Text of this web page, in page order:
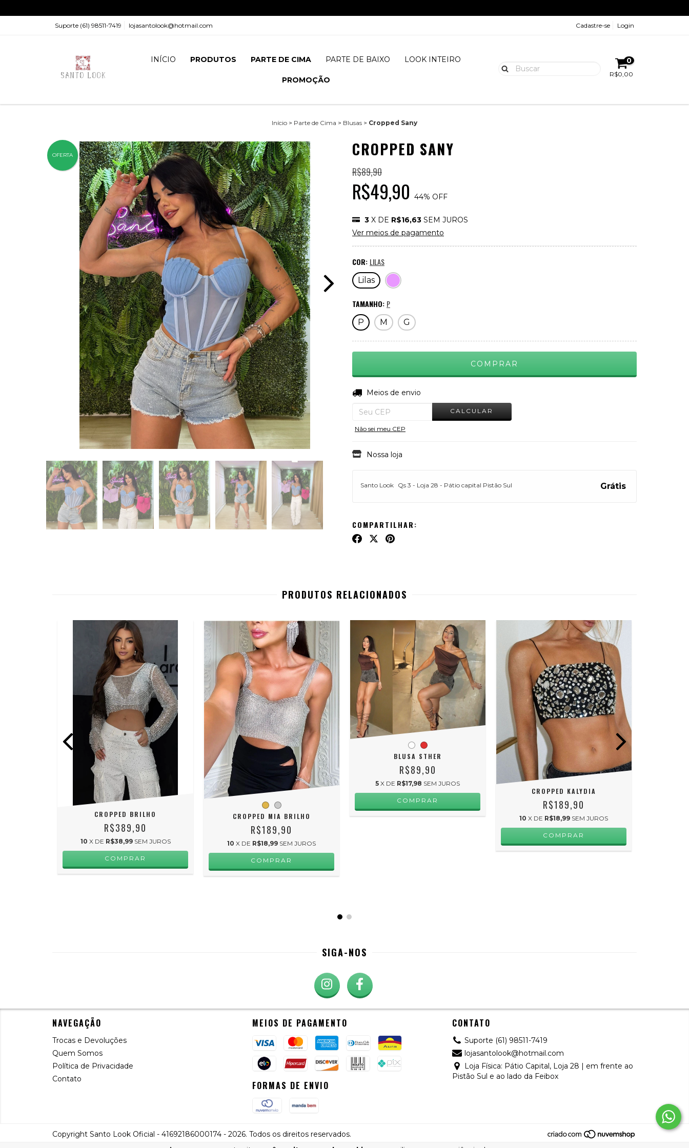
Suporte (61) 98511-7419 lojasantolook@hotmail.com Cadastre-se Login
INÍCIO PRODUTOS PARTE DE CIMA PARTE DE BAIXO LOOK INTEIRO
PROMOÇÃO
0
R$0,00
Início > Parte de Cima > Blusas > Cropped Sany
OFERTA CROPPED SANY
R$89,90
R$49,90 44% OFF
3 X DE R$16,63 SEM JUROS
Ver meios de pagamento
COR: LILAS
Lilas
TAMANHO: P
P M G
Entregas para o CEP:
Meios de envio
CALCULAR
Não sei meu CEP
Nossa loja
Santo Look Qs 3 - Loja 28 - Pátio capital Pistão Sul Grátis
COMPARTILHAR:
PRODUTOS RELACIONADOS
CROPPED BRILHO
R$389,90
10 X DE R$38,99 SEM JUROS
COMPRAR
CROPPED MIA BRILHO
R$189,90
10 X DE R$18,99 SEM JUROS
COMPRAR
BLUSA STHER
R$89,90
5 X DE R$17,98 SEM JUROS
COMPRAR
CROPPED KALYDIA
R$189,90
10 X DE R$18,99 SEM JUROS
COMPRAR
SIGA-NOS
NAVEGAÇÃO
Trocas e Devoluções
Quem Somos
Política de Privacidade
Contato
MEIOS DE PAGAMENTO
FORMAS DE ENVIO
CONTATO
Suporte (61) 98511-7419
lojasantolook@hotmail.com
Loja Física: Pátio Capital, Loja 28 | em frente ao
Pistão Sul e ao lado da Feibox
Copyright Santo Look Oficial - 41692186000174 - 2026. Todos os direitos reservados.